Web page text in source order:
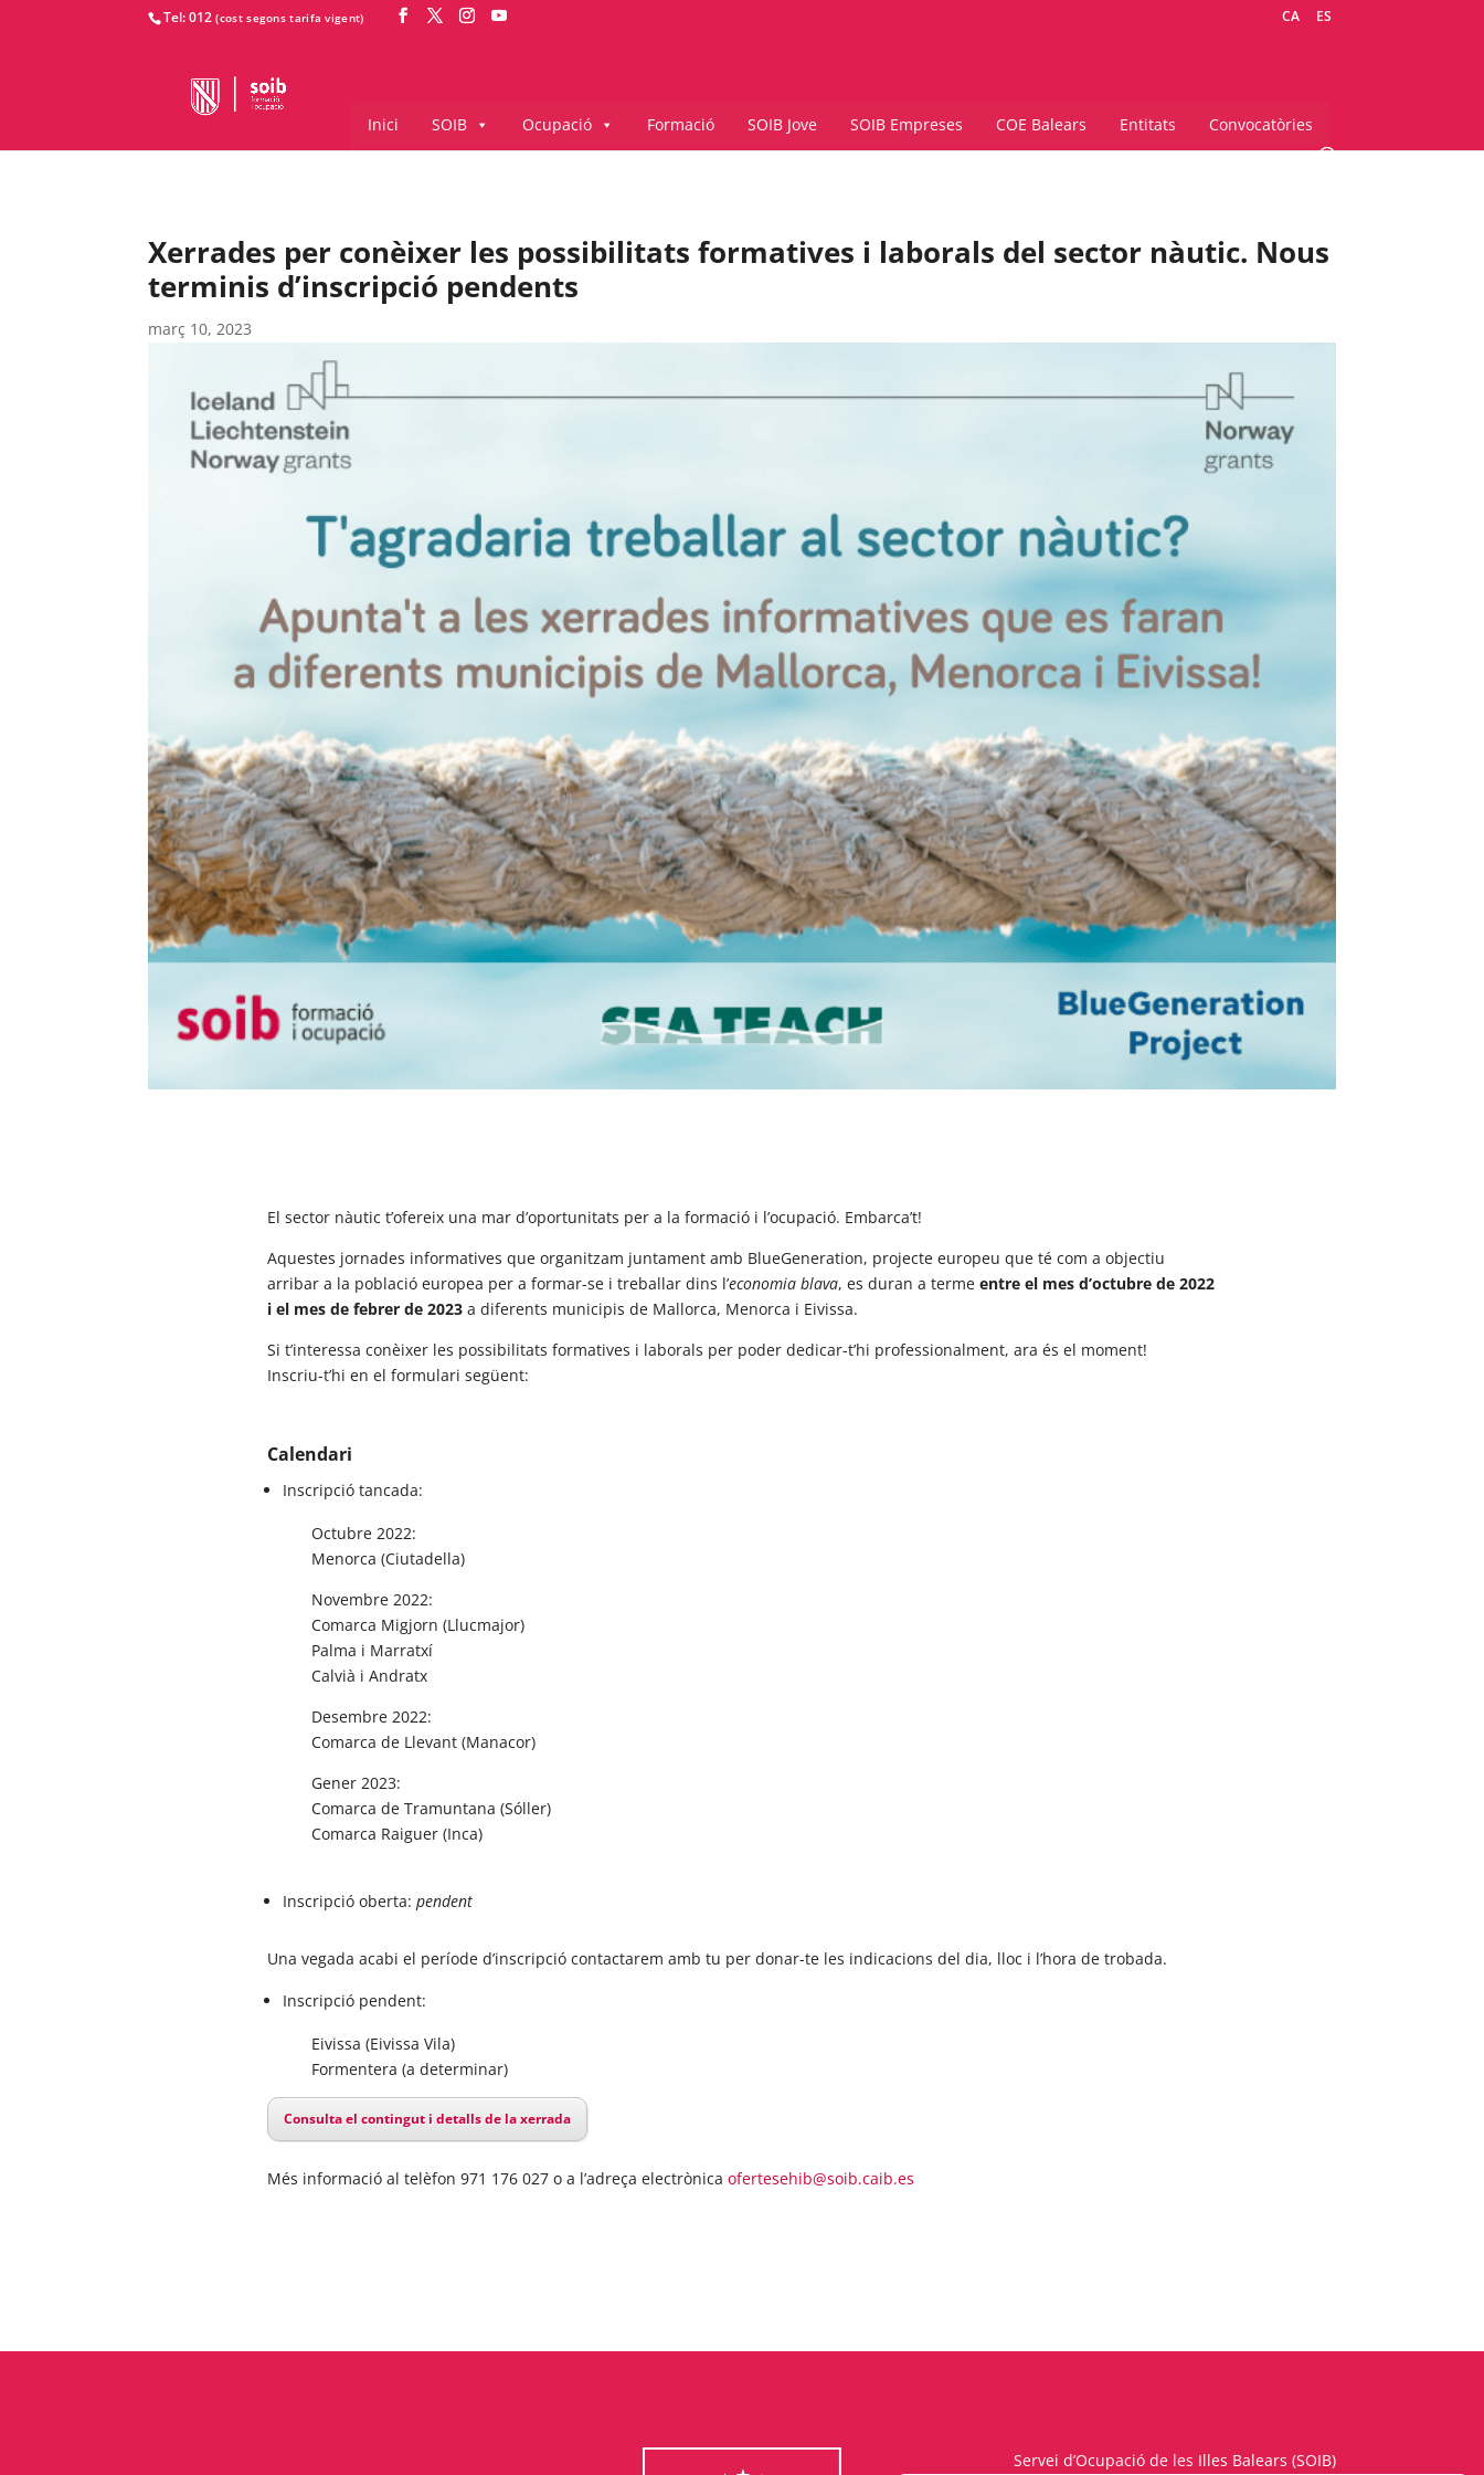
Tel: 012 CA ES
Inici SOIB Ocupació Formació SOIB Jove SOIB Empreses COE Balears Entitats Convocatòries
Xerrades per conèixer les possibilitats formatives i laborals del sector nàutic. Nous
terminis d’inscripció pendents
març 10, 2023
El sector nàutic t’ofereix una mar d’oportunitats per a la formació i l’ocupació. Embarca’t!
Aquestes jornades informatives que organitzam juntament amb BlueGeneration, projecte europeu que té com a objectiu
arribar a la població europea per a formar-se i treballar dins l’economia blava, es duran a terme entre el mes d’octubre de 2022
i el mes de febrer de 2023a diferents municipis de Mallorca, Menorca i Eivissa.
Si t’interessa conèixer les possibilitats formatives i laborals per poder dedicar-t’hi professionalment, ara és el moment!
Inscriu-t’hi en el formulari següent:
Calendari
Inscripció tancada:
Octubre 2022:
Menorca (Ciutadella)
Novembre 2022:
Comarca Migjorn (Llucmajor)
Palma i Marratxí
Calvià i Andratx
Desembre 2022:
Comarca de Llevant (Manacor)
Gener 2023:
Comarca de Tramuntana (Sóller)
Comarca Raiguer (Inca)
Inscripció oberta: pendent
Una vegada acabi el període d’inscripció contactarem amb tu per donar-te les indicacions del dia, lloc i l’hora de trobada.
Inscripció pendent:
Eivissa (Eivissa Vila)
Formentera (a determinar)
Consulta el contingut i detalls de la xerrada
Més informació al telèfon 971 176 027 o a l’adreça electrònica ofertesehib@soib.caib.es
Servei d’Ocupació de les Illes Balears (SOIB)